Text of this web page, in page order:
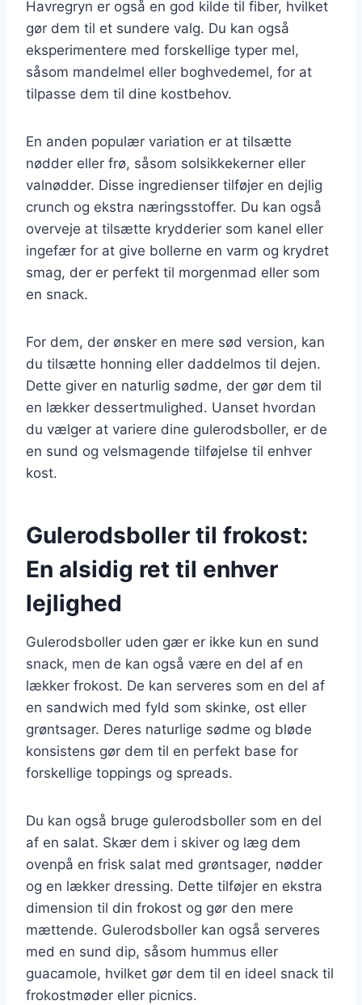
Havregryn er også en god kilde til fiber, hvilket
gør dem til et sundere valg. Du kan også
eksperimentere med forskellige typer mel,
såsom mandelmel eller boghvedemel, for at
tilpasse dem til dine kostbehov.
En anden populær variation er at tilsætte
nødder eller frø, såsom solsikkekerner eller
valnødder. Disse ingredienser tilføjer en dejlig
crunch og ekstra næringsstoffer. Du kan også
overveje at tilsætte krydderier som kanel eller
ingefær for at give bollerne en varm og krydret
smag, der er perfekt til morgenmad eller som
en snack.
For dem, der ønsker en mere sød version, kan
du tilsætte honning eller daddelmos til dejen.
Dette giver en naturlig sødme, der gør dem til
en lækker dessertmulighed. Uanset hvordan
du vælger at variere dine gulerodsboller, er de
en sund og velsmagende tilføjelse til enhver
kost.
Gulerodsboller til frokost:
En alsidig ret til enhver
lejlighed
Gulerodsboller uden gær er ikke kun en sund
snack, men de kan også være en del af en
lækker frokost. De kan serveres som en del af
en sandwich med fyld som skinke, ost eller
grøntsager. Deres naturlige sødme og bløde
konsistens gør dem til en perfekt base for
forskellige toppings og spreads.
Du kan også bruge gulerodsboller som en del
af en salat. Skær dem i skiver og læg dem
ovenpå en frisk salat med grøntsager, nødder
og en lækker dressing. Dette tilføjer en ekstra
dimension til din frokost og gør den mere
mættende. Gulerodsboller kan også serveres
med en sund dip, såsom hummus eller
guacamole, hvilket gør dem til en ideel snack til
frokostmøder eller picnics.